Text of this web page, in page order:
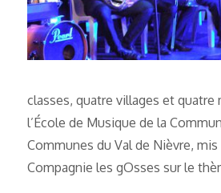
classes, quatre villages et quatre
l’École de Musique de la
Communes du Val de Nièvre, mis
Compagnie les gOsses sur le